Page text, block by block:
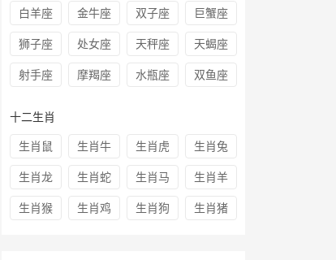
白羊座 金牛座 双子座 巨蟹座
狮子座 处女座 天秤座 天蝎座
射手座 摩羯座 水瓶座 双鱼座
十二生肖
生肖鼠 生肖牛 生肖虎 生肖兔
生肖龙 生肖蛇 生肖马 生肖羊
生肖猴 生肖鸡 生肖狗 生肖猪